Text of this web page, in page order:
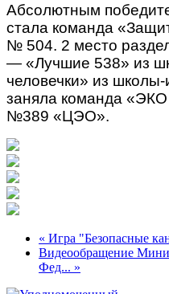
Абсолютным
стала команда
№ 504. 2 место
— «Лучшие 538» из
человечки» из
заняла команда
№389 «ЦЭО».
« Игра "Безопасные
Видеообращение
Фед... »